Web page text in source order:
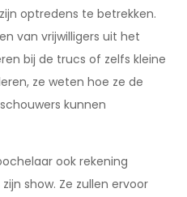
optredens te betrekken.
van vrijwilligers uit het
bij de trucs of zelfs kleine
ze weten hoe ze de
kunnen
ook rekening
show. Ze zullen ervoor